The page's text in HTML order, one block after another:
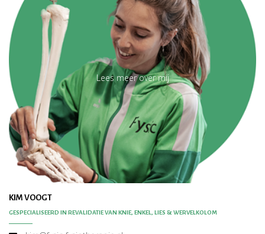
Lees meer over mij
KIM VOOGT
GESPECIALISEERD IN REVALIDATIE VAN KNIE, ENKEL, LIES & WERVELKOLOM